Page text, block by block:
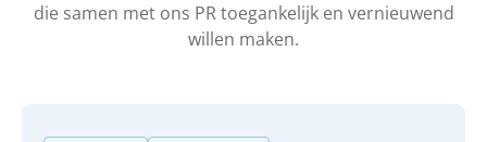
die samen met ons PRtoegankelijk en vernieuwend
willen maken.